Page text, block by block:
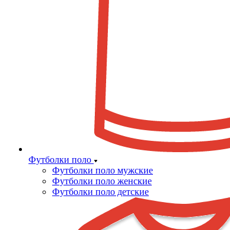
Футболки поло
Футболки поло мужские
Футболки поло женские
Футболки поло детские